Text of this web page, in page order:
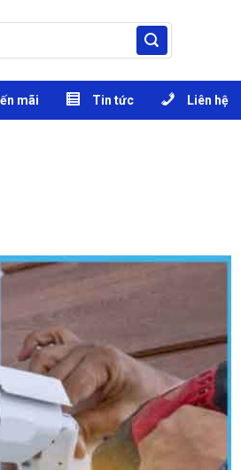
mãi Tin tức Liên hệ